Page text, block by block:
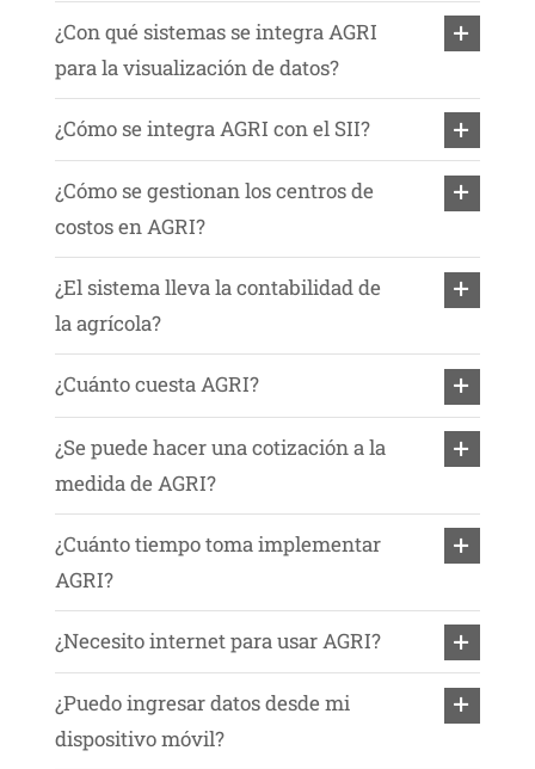
¿Con qué sistemas se integra AGRI
para la visualización de datos?
¿Cómo se integra AGRI con el SII?
¿Cómo se gestionan los centros de
costos en AGRI?
¿El sistema lleva la contabilidad de
la agrícola?
¿Cuánto cuesta AGRI?
¿Se puede hacer una cotización a la
medida de AGRI?
¿Cuánto tiempo toma implementar
AGRI?
¿Necesito internet para usar AGRI?
¿Puedo ingresar datos desde mi
dispositivo móvil?